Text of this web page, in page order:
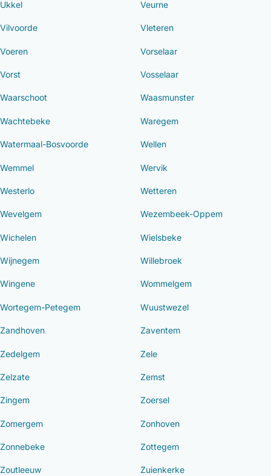
Ukkel Veurne
Vilvoorde Vleteren
Voeren Vorselaar
Vorst Vosselaar
Waarschoot Waasmunster
Wachtebeke Waregem
Watermaal-Bosvoorde Wellen
Wemmel Wervik
Westerlo Wetteren
Wevelgem Wezembeek-Oppem
Wichelen Wielsbeke
Wijnegem Willebroek
Wingene Wommelgem
Wortegem-Petegem Wuustwezel
Zandhoven Zaventem
Zedelgem Zele
Zelzate Zemst
Zingem Zoersel
Zomergem Zonhoven
Zonnebeke Zottegem
Zoutleeuw Zuienkerke